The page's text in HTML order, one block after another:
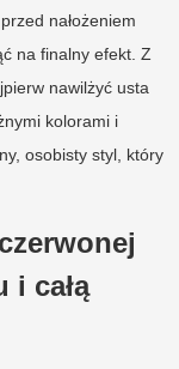
nałożeniem
na finalny efekt. Z
nawilżyć usta
kolorami i
osobisty styl, który
i całą